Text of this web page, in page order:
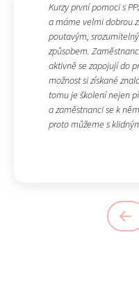
Kurzy první pomoci s
a máme velmi dobrou
poutavým,
způsobem.
aktivně se zapojují do
možnost si získané
tomu je školení nejen
a zaměstnanci se k
proto můžeme s